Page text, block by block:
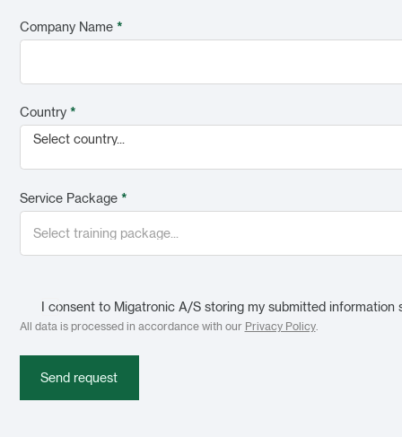
Company Name *
Country *
Select country...
Service Package *
I consent to Migatronic A/S storing my submitted information
All data is processed in accordance with our Privacy Policy.
Send request